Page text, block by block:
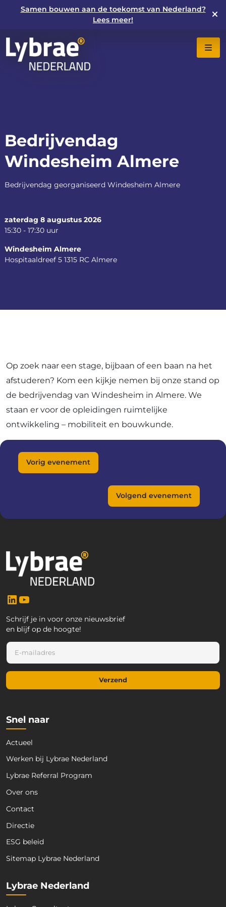
Samen bouwen aan de toekomst van Nederland?
Lees meer!
Bedrijvendag
Windesheim Almere
Bedrijvendag georganiseerd Windesheim Almere
zaterdag 8 augustus 2026
15:30 - 17:30 uur
Windesheim Almere
Hospitaaldreef 5 1315 RC Almere
Op zoek naar een stage, bijbaan of een baan na het
afstuderen? Kom een kijkje nemen bij onze stand op
de bedrijvendag van Windesheim in Almere. We
staan er voor de opleidingen ruimtelijke
ontwikkeling – mobiliteit en bouwkunde.
Vorig evenement
Volgend evenement
LinkedIn
Schrijf je in voor onze nieuwsbrief
en blijf op de hoogte!
E
m
a
i
Verzend
Snel naar
Actueel
Werken bij Lybrae Nederland
Lybrae Referral Program
Over ons
Contact
Directie
ESG beleid
Sitemap Lybrae Nederland
Lybrae Nederland